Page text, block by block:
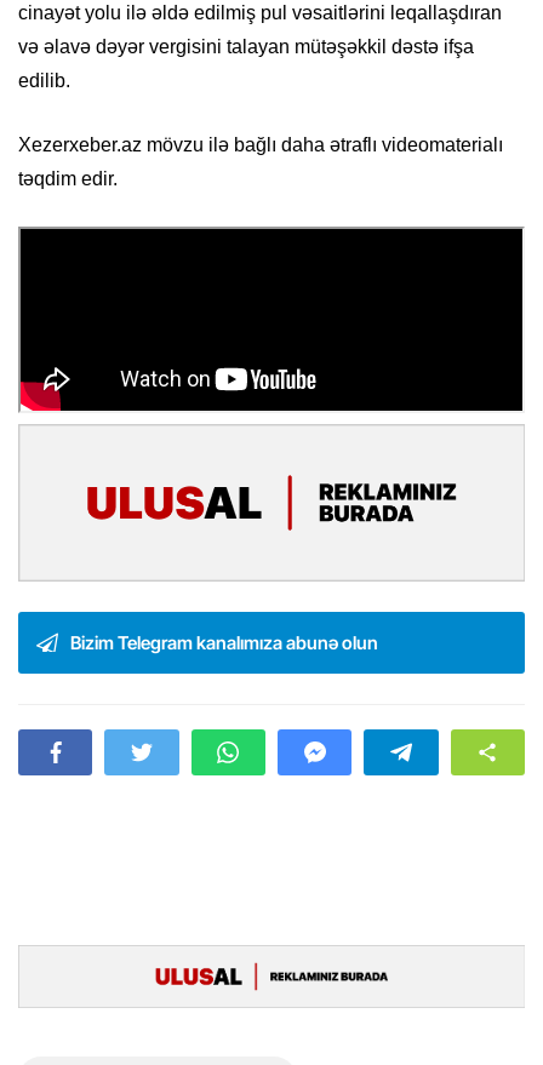
cinayət yolu ilə əldə edilmiş pul vəsaitlərini leqallaşdıran
və əlavə dəyər vergisini talayan mütəşəkkil dəstə ifşa
edilib.
Xezerxeber.az mövzu ilə bağlı daha ətraflı videomaterialı
təqdim edir.
Bizim Telegram kanalımıza abunə olun